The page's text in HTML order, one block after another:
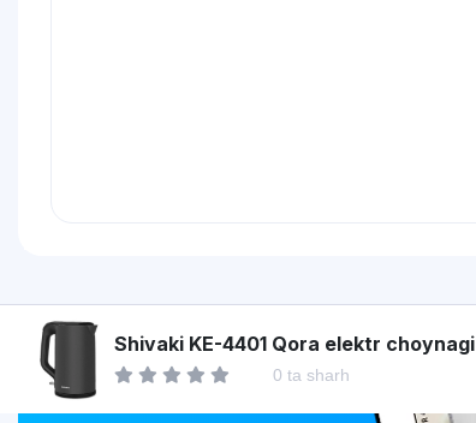
Shivaki KE-4401 Qora elektr choynagi
0 ta sharh
Asaxiy
Market